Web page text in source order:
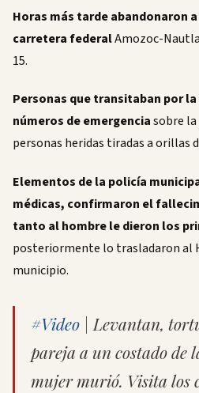
Horas más tarde abandonaron
carretera federalAmozoc-
15.
Personas que transitaban por
números de emergenciasobre la
personas heridas tiradas a orillas
Elementos de la policía
médicas, confirmaron el
tanto al hombre le dieron los
posteriormente lo trasladaron al
municipio.
#Video | Levantan,
pareja a un costado de
mujer murió. Visita los